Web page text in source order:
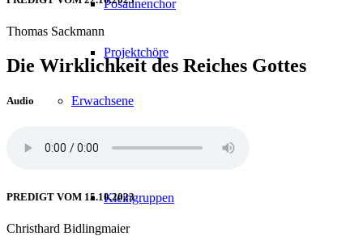
Posaunenchor
Projektchöre
Erwachsene
Gottesdienst
Kleingruppen
Thomas Sackmann
Die Wirklichkeit des Reiches Gottes
Audio
PREDIGT VOM 15.10.2023
Christhard Bidlingmaier